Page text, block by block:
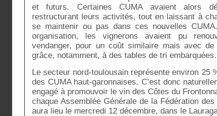
et futurs. Certaines CUMA avaient alors
restructurant leurs activités, tout en laissant à
se maintenir ou pas dans ces nouvelles
organisation, les vignerons avaient pu
vendanger, pour un coût similaire mais avec de
grâce, notamment, à des tables de tri embarquées.
Le secteur nord-toulousain représente environ 25
des CUMA haut-garonnaises. C’est donc
engagé à promouvoir le vin des Côtes du
chaque Assemblée Générale de la Fédération
aura lieu le mercredi 12 décembre, dans le